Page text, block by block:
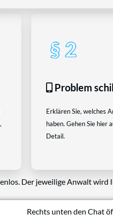
Problem
Erklären Sie, welches
haben. Gehen Sie hier
Detail.
Der jeweilige Anwalt wird
Rechts unten den Chat